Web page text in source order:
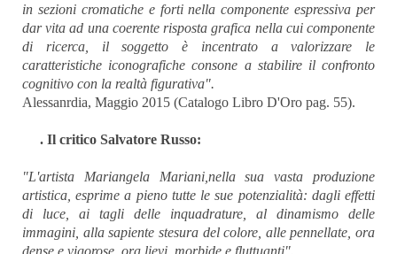
in sezioni cromatiche e forti nella componente espressiva per
dar vita ad una coerente risposta grafica nella cui componente
di ricerca, il soggetto è incentrato a valorizzare le
caratteristiche iconografiche consone a stabilire il confronto
cognitivo con la realtà figurativa".
Alessanrdia, Maggio 2015 (Catalogo Libro D'Oro pag. 55).
. Il critico Salvatore Russo:
"L'artista Mariangela Mariani,nella sua vasta produzione
artistica, esprime a pieno tutte le sue potenzialità: dagli effetti
di luce, ai tagli delle inquadrature, al dinamismo delle
immagini, alla sapiente stesura del colore, alle pennellate, ora
dense e vigorose, ora lievi, morbide e fluttuanti".